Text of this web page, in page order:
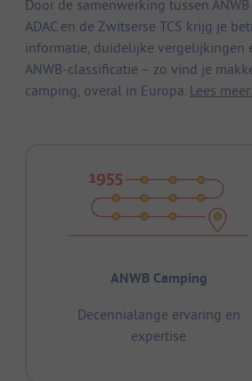
Door de samenwerking tussen
ADAC en de Zwitserse TCS krijg je
informatie, duidelijke vergelijkingen
ANWB-classificatie – zo vind je
camping, overal in Europa. Lees meer.
ANWB Camping
Decennialange ervaring en
expertise